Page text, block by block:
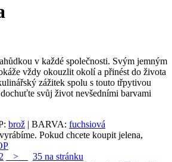
v každé společnosti. Svým jemným
vždy okouzlit okolí a přinést do života
zážitek spolu s touto třpytivou
svůj život nevšedními barvami
brož | BARVA: fuchsiová
Pokud chcete koupit jelena,
> 35 na stránku